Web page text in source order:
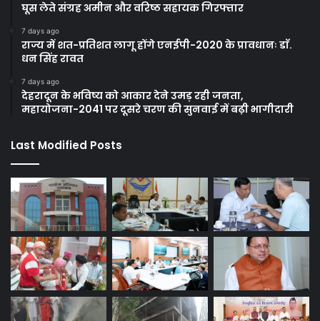
घूस लेते संग्रह अमीन और वरिष्ठ सहायक गिरफ्तार
7 days ago
राज्य में शत-प्रतिशत लागू होंगे एनईपी-2020 के प्रावधानः डाॅ.
धन सिंह रावत
7 days ago
देहरादून के भविष्य को आकार देने उमड़ रही जनता,
महायोजना-2041 पर दूसरे चरण की सुनवाई में बढ़ी भागीदारी
Last Modified Posts